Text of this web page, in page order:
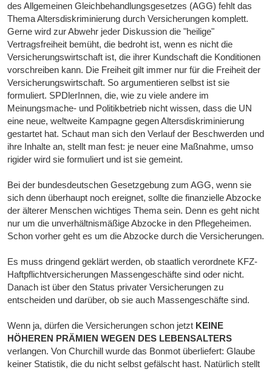
des Allgemeinen Gleichbehandlungsgesetzes (AGG) fehlt das
Thema Altersdiskriminierung durch Versicherungen komplett.
Gerne wird zur Abwehr jeder Diskussion die "heilige"
Vertragsfreiheit bemüht, die bedroht ist, wenn es nicht die
Versicherungswirtschaft ist, die ihrer Kundschaft die Konditionen
vorschreiben kann. Die Freiheit gilt immer nur für die Freiheit der
Versicherungswirtschaft. So argumentieren selbst ist sie
formuliert. SPDlerInnen, die, wie zu viele andere im
Meinungsmache- und Politikbetrieb nicht wissen, dass die UN
eine neue, weltweite Kampagne gegen Altersdiskriminierung
gestartet hat. Schaut man sich den Verlauf der Beschwerden und
ihre Inhalte an, stellt man fest: je neuer eine Maßnahme, umso
rigider wird sie formuliert und ist sie gemeint.
Bei der bundesdeutschen Gesetzgebung zum AGG, wenn sie
sich denn überhaupt noch ereignet, sollte die finanzielle Abzocke
der älterer Menschen wichtiges Thema sein. Denn es geht nicht
nur um die unverhältnismäßige Abzocke in den Pflegeheimen.
Schon vorher geht es um die Abzocke durch die Versicherungen.
Es muss dringend geklärt werden, ob staatlich verordnete KFZ-
Haftpflichtversicherungen Massengeschäfte sind oder nicht.
Danach ist über den Status privater Versicherungen zu
entscheiden und darüber, ob sie auch Massengeschäfte sind.
Wenn ja, dürfen die Versicherungen schon jetzt KEINE
HÖHEREN PRÄMIEN WEGEN DES LEBENSALTERS
verlangen. Von Churchill wurde das Bonmot überliefert: Glaube
keiner Statistik, die du nicht selbst gefälscht hast. Natürlich stellt